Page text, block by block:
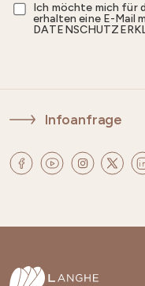
Ich möchte mich für
erhalten eine E-Mail
Infoanfrage